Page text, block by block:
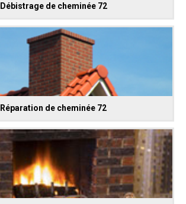
Débistrage de cheminée 72
Réparation de cheminée 72